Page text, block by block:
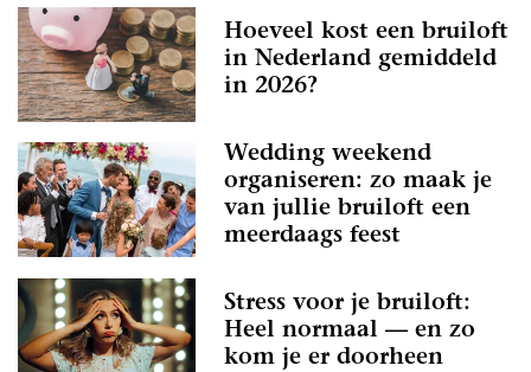
Hoeveel kost een bruiloft
in Nederland gemiddeld
in 2026?
Wedding weekend
organiseren: zo maak je
van jullie bruiloft een
meerdaags feest
Stress voor je bruiloft:
Heel normaal — en zo
kom je er doorheen